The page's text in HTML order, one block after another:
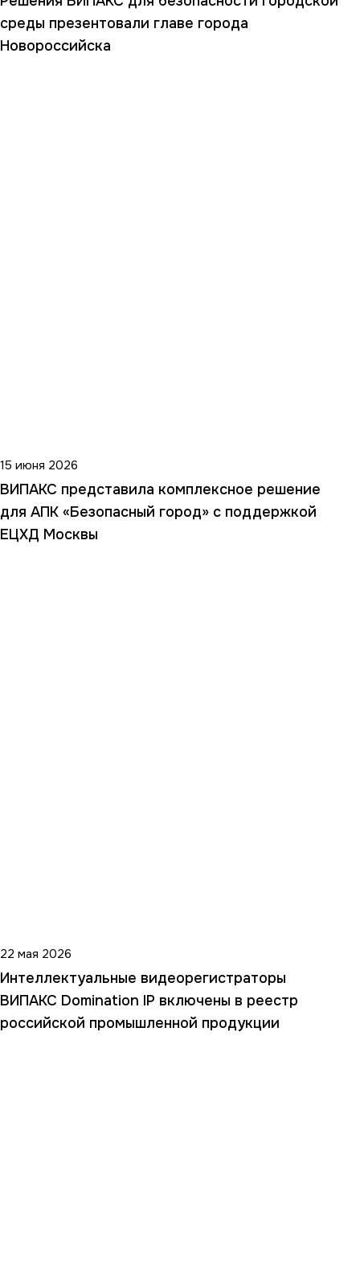
среды презентовали главе города
Новороссийска
15 июня 2026
ВИПАКС представила комплексное решение
для АПК «Безопасный город» с поддержкой
ЕЦХД Москвы
22 мая 2026
Интеллектуальные видеорегистраторы
ВИПАКС Domination IP включены в реестр
российской промышленной продукции